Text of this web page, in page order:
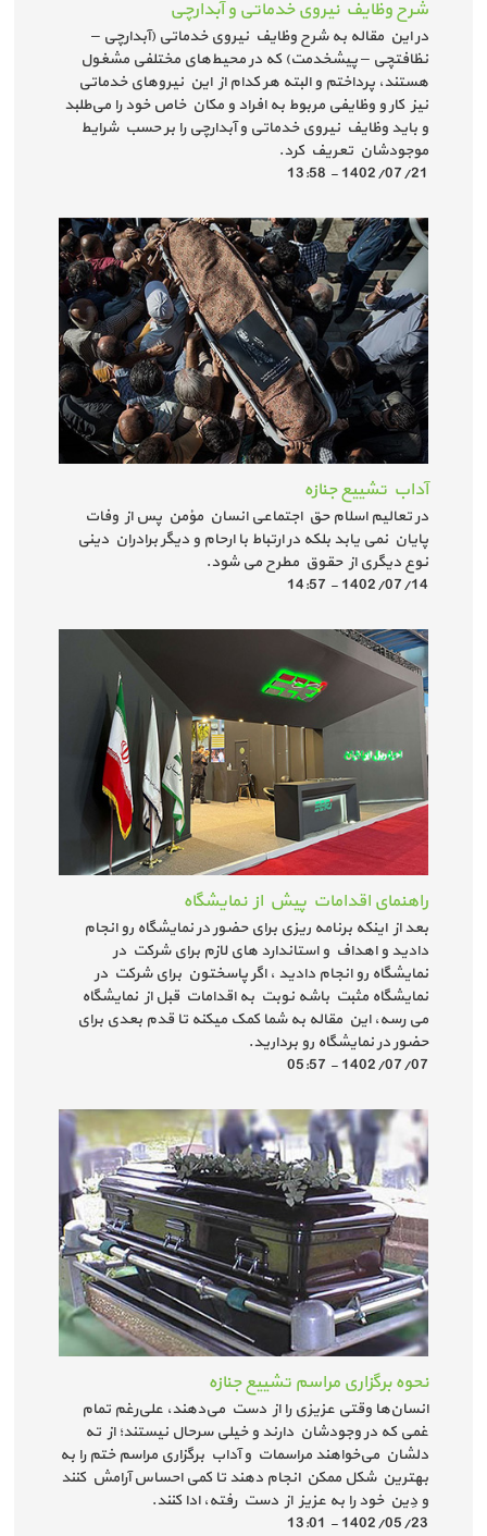
شرح وظایف نیروی خدماتی و آبدارچی
در این مقاله به شرح وظایف نیروی خدماتی (آبدارچی –
نظافتچی – پیشخدمت) که در محیط‌های مختلفی مشغول
هستند، پرداختم و البته هر کدام از این نیروهای خدماتی
نیز کار و وظایفی مربوط به افراد و مکان خاص خود را می‌طلبد
و باید وظایف نیروی خدماتی و آبدارچی را بر حسب شرایط
موجودشان تعریف کرد.
1402/07/21 - 13:58
آداب تشییع جنازه
در تعالیم اسلام حق اجتماعی انسان مؤمن پس از وفات
پایان نمی یابد بلکه در ارتباط با ارحام و دیگر برادران دینی
نوع دیگری از حقوق مطرح می شود.
1402/07/14 - 14:57
راهنمای اقدامات پیش از نمایشگاه
بعد از اینکه برنامه ریزی برای حضور در نمایشگاه رو انجام
دادید و اهداف و استاندارد های لازم برای شرکت در
نمایشگاه رو انجام دادید ، اگر پاسختون برای شرکت در
نمایشگاه مثبت باشه نوبت به اقدامات قبل از نمایشگاه
می رسه، این مقاله به شما کمک میکنه تا قدم بعدی برای
حضور در نمایشگاه رو بردارید.
1402/07/07 - 05:57
نحوه برگزاری مراسم تشییع جنازه
انسان‌ها وقتی عزیزی را از دست می‌دهند، علی‌رغم تمام
غمی که در وجودشان دارند و خیلی سرحال نیستند؛ از ته
دلشان می‌خواهند مراسمات و آداب برگزاری مراسم ختم را به
بهترین شکل ممکن انجام دهند تا کمی احساس آرامش کنند
و دِین خود را به عزیز از دست رفته، ادا کنند.
1402/05/23 - 13:01